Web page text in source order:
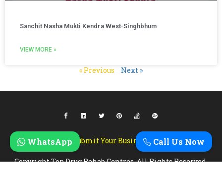
Sanchit Nasha Mukti Kendra West-Singhbhum
VIEW MORE »
« Previous Next »
Submit Your Business
Copyright Top Drug Rehab Centres. All Rights Reserved.
Call Us Now
WhatsApp